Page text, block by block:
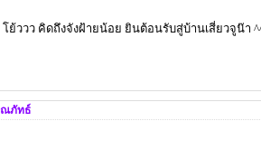
โย้ววว คิดถึงจังฝ้ายน้อย ยินต้อนรับสู่บ้านเสี่ยวจูน๊า
ณภัทธ์